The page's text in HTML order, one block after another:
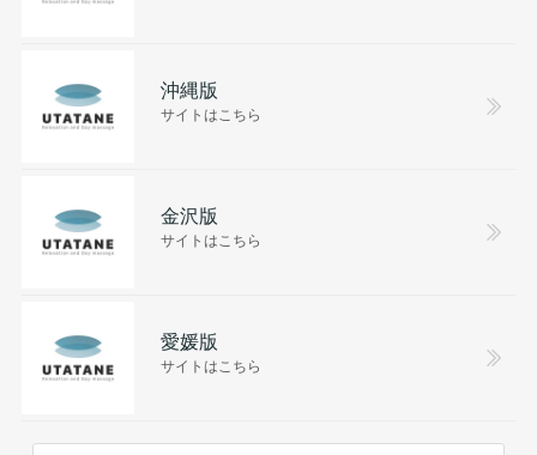
沖縄版
サイトはこちら
金沢版
サイトはこちら
愛媛版
サイトはこちら